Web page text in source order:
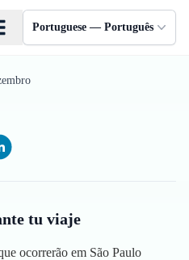
Portuguese — Português
tu viaje
ocorrerão em São Paulo